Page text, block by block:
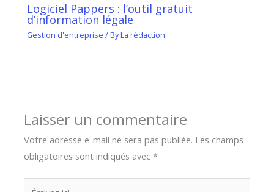
Logiciel Pappers : l’outil gratuit
d’information légale
Gestion d'entreprise / ByLa rédaction
Laisser un commentaire
Votre adresse e-mail ne sera pas publiée. Les champs
obligatoires sont indiqués avec*
Écrivez